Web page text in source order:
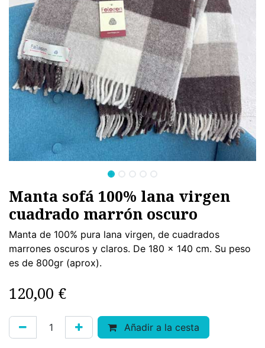
Manta sofá 100% lana virgen
cuadrado marrón oscuro
Manta de 100% pura lana virgen, de cuadrados
marrones oscuros y claros. De 180 x 140 cm. Su peso
es de 800gr (aprox).
120,00 €
Añadir a la cesta